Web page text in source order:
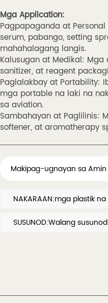
Mga Application:
Pagpapaganda at
serum, pabango, setting
mahahalagang langis.
Kalusugan at Medikal:
sanitizer, at reagent
Paglalakbay at Portability:
mga portable na laki na
sa aviation.
Sambahayan at Paglilinis:
softener, at aromatherapy
Makipag-ugnayan sa Amin
NAKARAAN:mga plastik
SUSUNOD:Walang